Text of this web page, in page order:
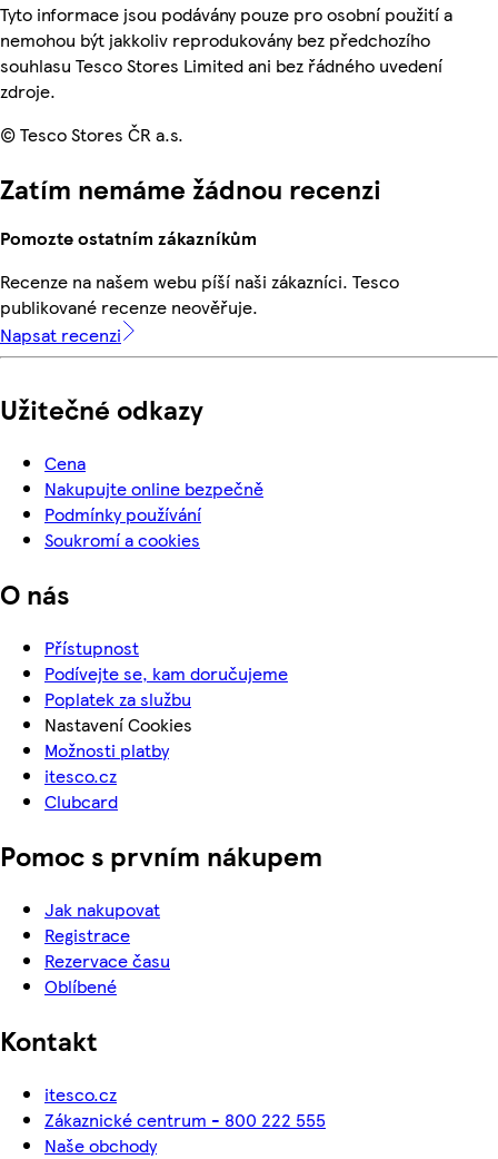
Tyto informace jsou podávány pouze pro osobní použití a
nemohou být jakkoliv reprodukovány bez předchozího
souhlasu Tesco Stores Limited ani bez řádného uvedení
zdroje.
© Tesco Stores ČR a.s.
Zatím nemáme žádnou recenzi
Pomozte ostatním zákazníkům
Recenze na našem webu píší naši zákazníci. Tesco
publikované recenze neověřuje.
Napsat recenzi
Užitečné odkazy
Cena
Nakupujte online bezpečně
Podmínky používání
Soukromí a cookies
O nás
Přístupnost
Podívejte se, kam doručujeme
Poplatek za službu
Nastavení Cookies
Možnosti platby
itesco.cz
Clubcard
Pomoc s prvním nákupem
Jak nakupovat
Registrace
Rezervace času
Oblíbené
Kontakt
itesco.cz
Zákaznické centrum - 800 222 555
Naše obchody